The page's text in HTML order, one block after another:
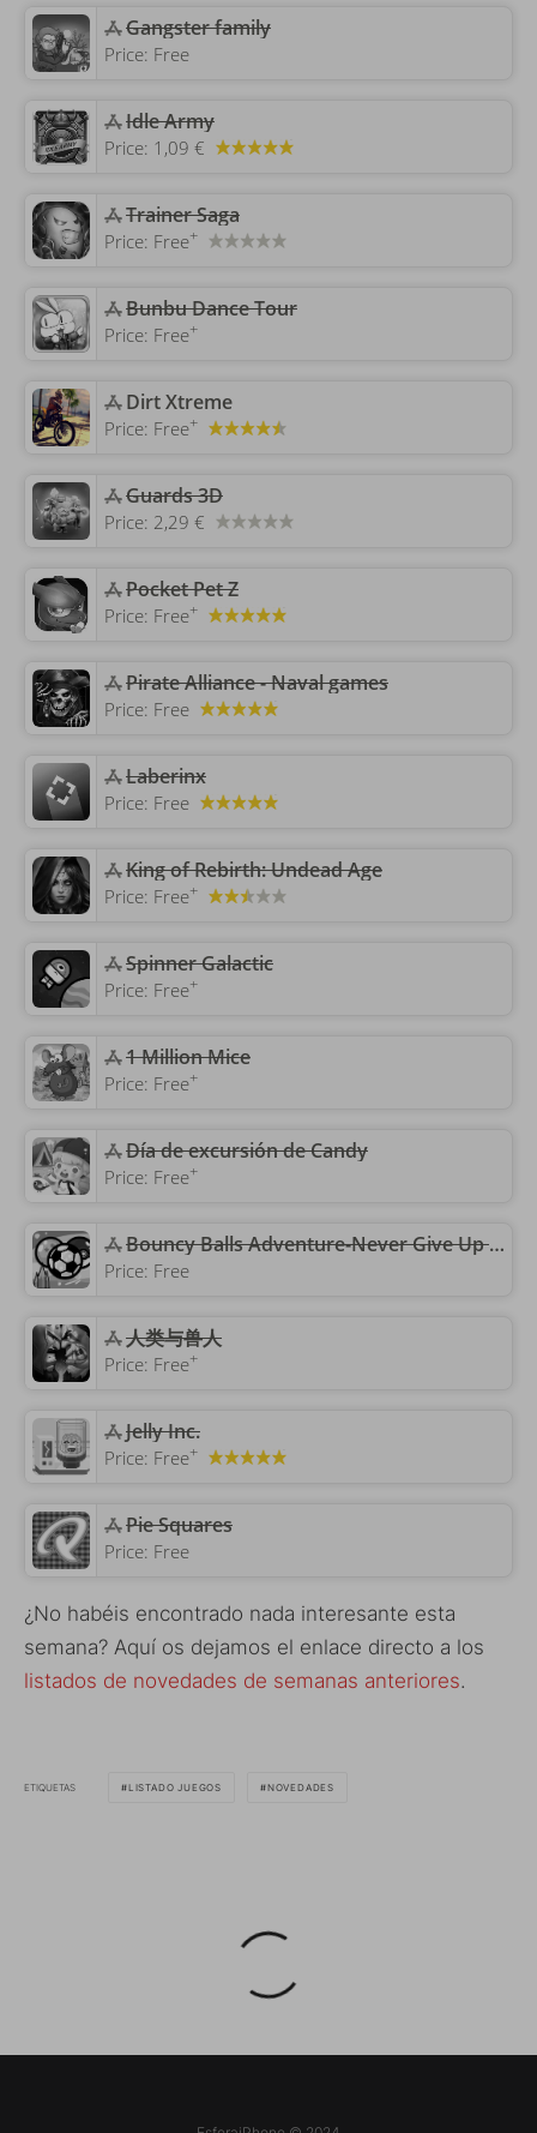
Gangster family
Price: Free
Idle Army
Price: 1,09 €
Trainer Saga
Price: Free+
‎Bunbu Dance Tour
Price: Free+
‎Dirt Xtreme
Price: Free+
Guards 3D
Price: 2,29 €
Pocket Pet Z
Price: Free+
Pirate Alliance - Naval games
Price: Free
Laberinx
Price: Free
King of Rebirth: Undead Age
Price: Free+
‎Spinner Galactic
Price: Free+
1 Million Mice
Price: Free+
Día de excursión de Candy
Price: Free+
‎Bouncy Balls Adventure-Never Give Up Jump
Price: Free
人类与兽人
Price: Free+
‎Jelly Inc.
Price: Free+
‎Pie Squares
Price: Free
¿No habéis encontrado nada interesante esta
semana? Aquí os dejamos el enlace directo a los
listados de novedades de semanas anteriores.
ETIQUETAS LISTADO JUEGOS NOVEDADES